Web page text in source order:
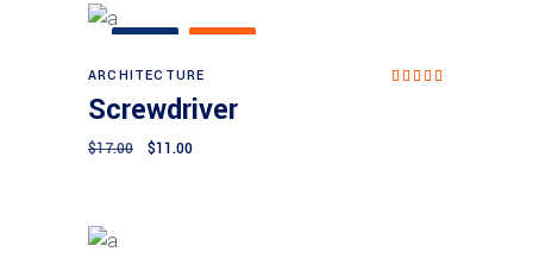
ARCHITECTURE
Screwdriver
$17.00 $11.00